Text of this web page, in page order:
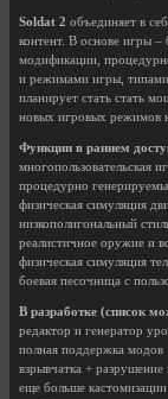
Soldat 2 объединяет в
контент. В основе игры –
модификации,
и режимами игры,
планирует стать стать
новых игровых режимов
Функции в раннем
многопользовательская
процедурно
физическая симуляция
низкополигональный
реалистичное оружие и
физическая симуляция
боевая песочница с
В разработке (список
редактор и генератор
полная поддержка модов
взрывчатка + разрушение
еще больше